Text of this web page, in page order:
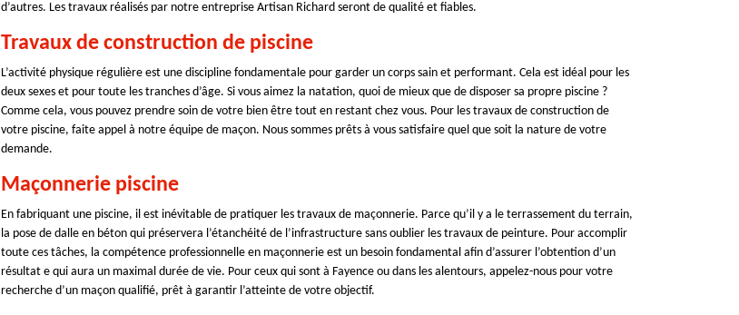
d’autres. Les travaux réalisés par notre entreprise Artisan Richard seront de qualité et fiables.
Travaux de construction de piscine
L’activité physique régulière est une discipline fondamentale pour garder un corps sain et performant. Cela est idéal pour les
deux sexes et pour toute les tranches d’âge. Si vous aimez la natation, quoi de mieux que de disposer sa propre piscine ?
Comme cela, vous pouvez prendre soin de votre bien être tout en restant chez vous. Pour les travaux de construction de
votre piscine, faite appel à notre équipe de maçon. Nous sommes prêts à vous satisfaire quel que soit la nature de votre
demande.
Maçonnerie piscine
En fabriquant une piscine, il est inévitable de pratiquer les travaux de maçonnerie. Parce qu’il y a le terrassement du terrain,
la pose de dalle en béton qui préservera l’étanchéité de l’infrastructure sans oublier les travaux de peinture. Pour accomplir
toute ces tâches, la compétence professionnelle en maçonnerie est un besoin fondamental afin d’assurer l’obtention d’un
résultat e qui aura un maximal durée de vie. Pour ceux qui sont à Fayence ou dans les alentours, appelez-nous pour votre
recherche d’un maçon qualifié, prêt à garantir l’atteinte de votre objectif.